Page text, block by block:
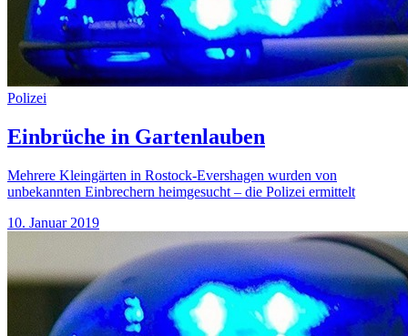
Polizei
Einbrüche in Gartenlauben
Mehrere Kleingärten in Rostock-Evershagen wurden von
unbekannten Einbrechern heimgesucht – die Polizei ermittelt
10. Januar 2019